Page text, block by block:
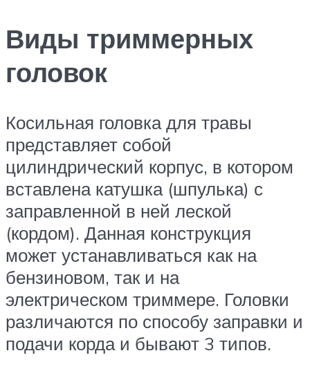
Виды триммерных
головок
Косильная головка для травы
представляет собой
цилиндрический корпус, в котором
вставлена катушка (шпулька) с
заправленной в ней леской
(кордом). Данная конструкция
может устанавливаться как на
бензиновом, так и на
электрическом триммере. Головки
различаются по способу заправки и
подачи корда и бывают 3 типов.